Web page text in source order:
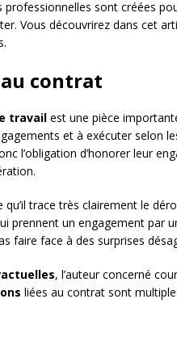
sont créées
Vous découvrirez dans cet
contrat
travail est une pièce
et à exécuter selon
l’obligation d’honorer leur
trace très clairement le
prennent un engagement par
faire face à des surprises
, l’auteur concerné
liées au contrat sont